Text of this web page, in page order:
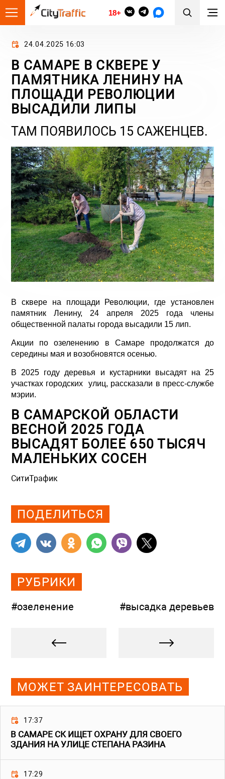
18+
24.04.2025 16:03
В САМАРЕ В СКВЕРЕ У
ПАМЯТНИКА ЛЕНИНУ НА
ПЛОЩАДИ РЕВОЛЮЦИИ
ВЫСАДИЛИ ЛИПЫ
ТАМ ПОЯВИЛОСЬ 15 САЖЕНЦЕВ.
В сквере на площади Революции, где установлен
памятник Ленину, 24 апреля 2025 года члены
общественной палаты города высадили 15 лип.
Акции по озеленению в Самаре продолжатся до
середины мая и возобновятся осенью.
В 2025 году деревья и кустарники высадят на 25
участках городских улиц, рассказали в пресс-службе
мэрии.
В САМАРСКОЙ ОБЛАСТИ
ВЕСНОЙ 2025 ГОДА
ВЫСАДЯТ БОЛЕЕ 650 ТЫСЯЧ
МАЛЕНЬКИХ СОСЕН
СитиТрафик
ПОДЕЛИТЬСЯ
РУБРИКИ
#озеленение #высадка деревьев
МОЖЕТ ЗАИНТЕРЕСОВАТЬ
17:37
В САМАРЕ СК ИЩЕТ ОХРАНУ ДЛЯ СВОЕГО
ЗДАНИЯ НА УЛИЦЕ СТЕПАНА РАЗИНА
17:29